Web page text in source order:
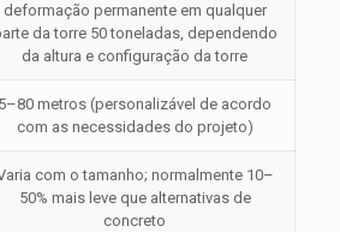
deformação permanente em qualquer
da torre 50 toneladas, dependendo
da altura e configuração da torre
5–80 metros (personalizável de acordo
com as necessidades do projeto)
com o tamanho; normalmente 10–
50% mais leve que alternativas de
concreto